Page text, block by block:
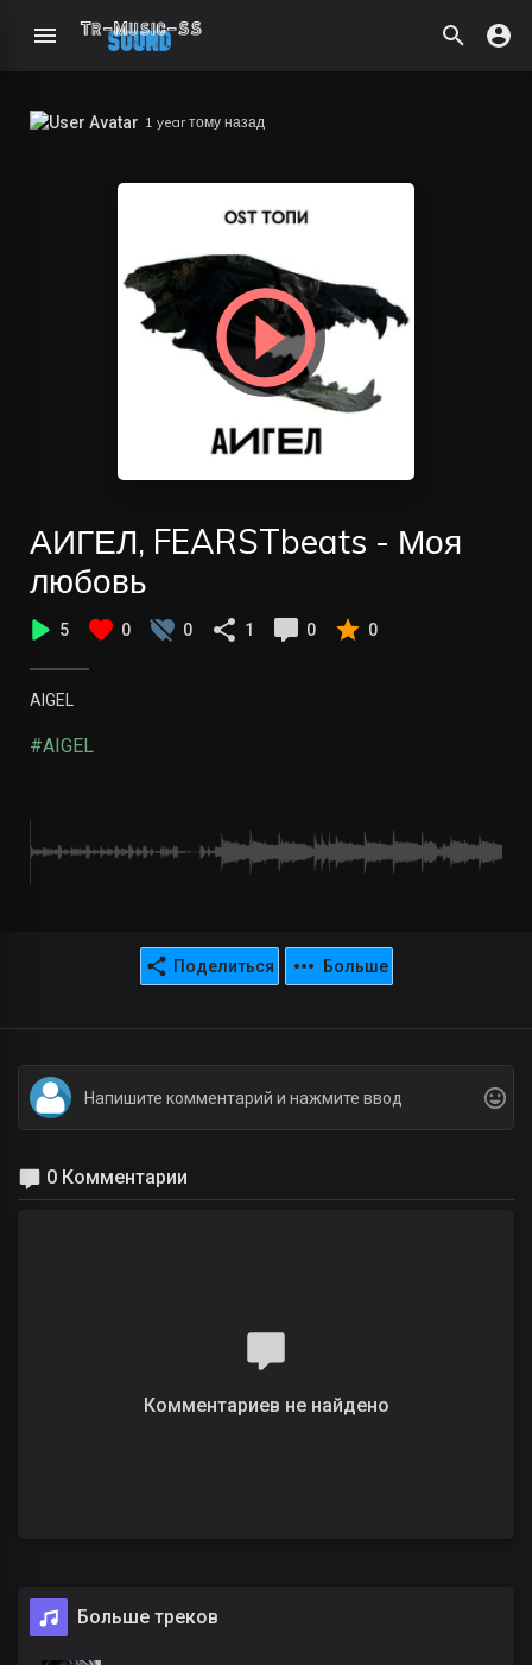
1 year тому назад
АИГЕЛ, FEARSTbeats - Моя
любовь
5 0 0 1 0 0
AIGEL
#AIGEL
Поделиться Больше
0 Комментарии
Комментариев не найдено
Больше треков